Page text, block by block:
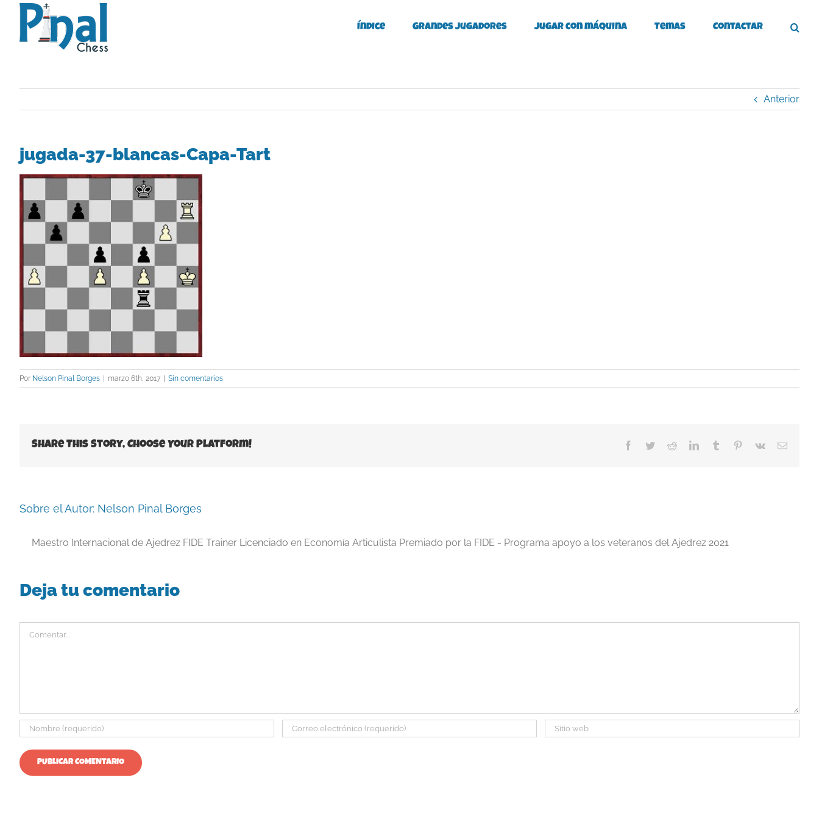
Saltar
contenido
Índice Grandes Jugadores Jugar con máquina Temas Contactar
Anterior
jugada-37-blancas-Capa-Tart
Por Nelson Pinal Borges | marzo 6th, 2017 | Sin comentarios
Share This Story, Choose Your Platform! Facebook
TwitterRedditLinkedInTumblr Pinterest
Vk
Correo
Sobre el Autor: Nelson Pinal Borges
Maestro Internacional de Ajedrez FIDE Trainer Licenciado en Economía Articulista Premiado por la FIDE - Programa apoyo a los veteranos del Ajedrez 2021
Deja tu comentario